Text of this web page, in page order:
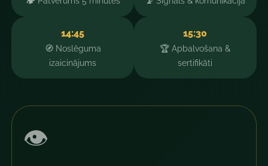
14:45
🧭 Noslēguma
izaicinājums
15:30
🏆 Apbalvošana &
sertifikāti
👁️